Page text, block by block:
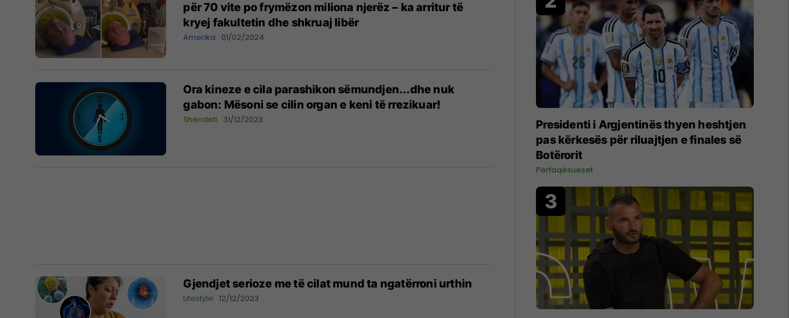
për 70 vite po frymëzon miliona njerëz – ka arritur të
kryej fakultetin dhe shkruaj libër
Amerika 01/02/2024
Ora kineze e cila parashikon sëmundjen...dhe nuk
gabon: Mësoni se cilin organ e keni të rrezikuar!
Shëndeti 31/12/2023
Gjendjet serioze me të cilat mund ta ngatërroni urthin
Lifestyle 12/12/2023
Presidenti i Argjentinës thyen heshtjen
pas kërkesës për riluajtjen e finales së
Botërorit
Përfaqësueset